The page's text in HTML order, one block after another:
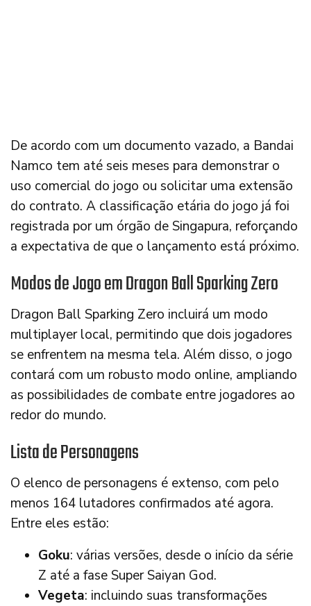
De acordo com um documento vazado, a Bandai
Namco tem até seis meses para demonstrar o
uso comercial do jogo ou solicitar uma extensão
do contrato. A classificação etária do jogo já foi
registrada por um órgão de Singapura, reforçando
a expectativa de que o lançamento está próximo.
Modos de Jogo em Dragon Ball Sparking Zero
Dragon Ball Sparking Zero incluirá um modo
multiplayer local, permitindo que dois jogadores
se enfrentem na mesma tela. Além disso, o jogo
contará com um robusto modo online, ampliando
as possibilidades de combate entre jogadores ao
redor do mundo.
Lista de Personagens
O elenco de personagens é extenso, com pelo
menos 164 lutadores confirmados até agora.
Entre eles estão:
Goku: várias versões, desde o início da série
Z até a fase Super Saiyan God.
Vegeta: incluindo suas transformações